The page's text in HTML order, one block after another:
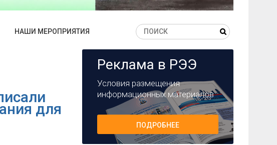
НАШИ МЕРОПРИЯТИЯ
для
Реклама в РЭЭ
Условия размещения
информационных материалов
ПОДРОБНЕЕ